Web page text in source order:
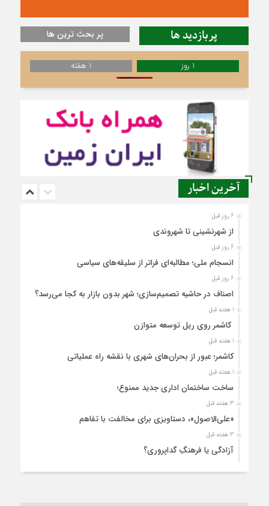
پربازدید ها پر بحث ترین ها
1 روز 1 هفته
آخرین اخبار
6 روز قبل
از شهرنشینی تا شهروندی
6 روز قبل
انسجام ملی؛ مطالبه‌ای فراتر از سلیقه‌های سیاسی
6 روز قبل
اصناف در حاشیه تصمیم‌سازی؛ شهر بدون بازار به کجا می‌رسد؟
1 هفته قبل
کاشمر روی ریل توسعه متوازن
1 هفته قبل
کاشمر؛ عبور از بحران‌های شهری با نقشه راه عملیاتی
1 هفته قبل
ساخت ساختمان اداری جدید ممنوع؛
3 هفته قبل
«علی‌الاصول»، دستاویزی برای مخالفت با تفاهم
3 هفته قبل
آزادگی یا فرهنگِ گداپروری؟